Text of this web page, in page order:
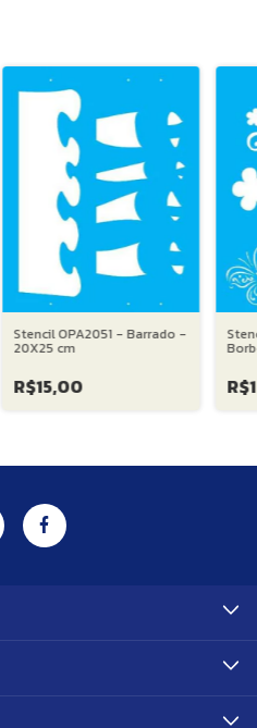
Stencil OPA2051 - Barrado -
20X25 cm
R$15,00